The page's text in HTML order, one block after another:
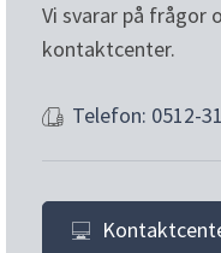
Vi svarar på frågor
kontaktcenter.
Telefon: 0512-